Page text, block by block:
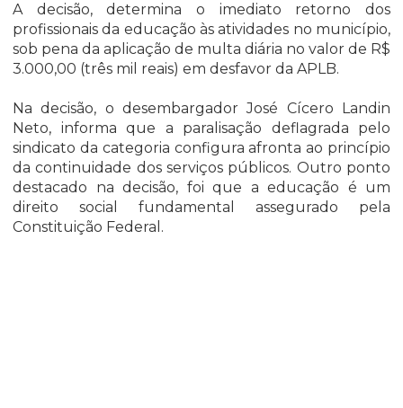
A decisão, determina o imediato retorno dos
profissionais da educação às atividades no município,
sob pena da aplicação de multa diária no valor de R$
3.000,00 (três mil reais) em desfavor da APLB.
Na decisão, o desembargador José Cícero Landin
Neto, informa que a paralisação deflagrada pelo
sindicato da categoria configura afronta ao princípio
da continuidade dos serviços públicos. Outro ponto
destacado na decisão, foi que a educação é um
direito social fundamental assegurado pela
Constituição Federal.